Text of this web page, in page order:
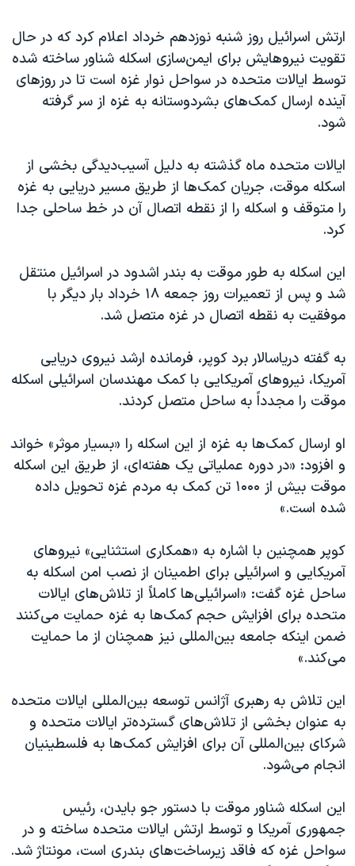
دادگاه حمید نوری
چهل سال گروگان‌گیری
قانون شفافیت دارائی کادر رهبری ایران
اسرائیل در جنگ
نرگس محمدی برنده جایزه نوبل صلح
همایش محافظه‌کاران آمریکا «سی‌پک»
سفر پرزیدنت ترامپ به چین
ارتش اسرائیل روز شنبه نوزدهم خرداد اعلام کرد که در حال
تقویت نیروهایش برای ایمن‌سازی اسکله شناور ساخته شده
توسط ایالات متحده در سواحل نوار غزه است تا در روزهای
آینده ارسال کمک‌های بشردوستانه به غزه از سر گرفته
شود.
ایالات متحده ماه گذشته به دلیل آسیب‌دیدگی بخشی از
اسکله موقت، جریان کمک‌ها از طریق مسیر دریایی به غزه
را متوقف و اسکله را از نقطه اتصال آن در خط ساحلی جدا
کرد.
این اسکله به طور موقت به بندر اشدود در اسرائیل منتقل
شد و پس از تعمیرات روز جمعه ۱۸ خرداد بار دیگر با
موفقیت به نقطه اتصال در غزه متصل شد.
به گفته دریاسالار برد کوپر، فرمانده ارشد نیروی دریایی
آمریکا، نیروهای آمریکایی با کمک مهندسان اسرائیلی اسکله
موقت را مجدداً به ساحل متصل کردند.
او ارسال کمک‌ها به غزه از این اسکله را «بسیار موثر» خواند
و افزود: «در دوره عملیاتی یک هفته‌ای، از طریق این اسکله
موقت بیش از ۱۰۰۰ تن کمک به مردم غزه تحویل داده
شده است.»
کوپر همچنین با اشاره به «همکاری استثنایی» نیروهای
آمریکایی و اسرائیلی برای اطمینان از نصب امن اسکله به
ساحل غزه گفت: «اسرائیلی‌ها کاملاً از تلاش‌های ایالات
متحده برای افزایش حجم کمک‌ها به غزه حمایت می‌کنند
ضمن اینکه جامعه بین‌المللی نیز همچنان از ما حمایت
می‌کند.»
این تلاش به رهبری آژانس توسعه بین‌المللی ایالات متحده
به عنوان بخشی از تلاش‌های گسترده‌تر ایالات متحده و
شرکای بین‌المللی آن برای افزایش کمک‌ها به فلسطینیان
انجام می‌شود.
این اسکله شناور موقت با دستور جو بایدن، رئیس
جمهوری آمریکا و توسط ارتش ایالات متحده ساخته و در
سواحل غزه که فاقد زیرساخت‌های بندری است، مونتاژ شد.